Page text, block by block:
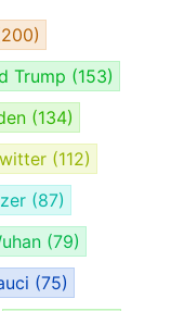
Trump (153)
(134)
(112)
(87)
(79)
(75)